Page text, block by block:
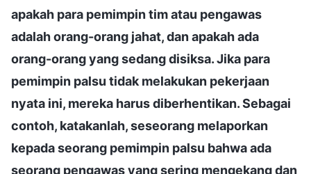
apakah para pemimpin tim atau pengawas
adalah orang-orang jahat, dan apakah ada
orang-orang yang sedang disiksa. Jika para
pemimpin palsu tidak melakukan pekerjaan
nyata ini, mereka harus diberhentikan. Sebagai
contoh, katakanlah, seseorang melaporkan
kepada seorang pemimpin palsu bahwa ada
seorang pengawas yang sering mengekang dan